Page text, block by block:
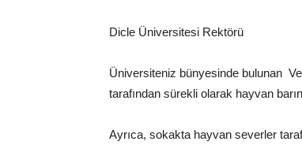
Dicle Üniversitesi Rektörü
Üniversiteniz bünyesinde bulunan
tarafından sürekli olarak hayvan
Ayrıca, sokakta hayvan severler